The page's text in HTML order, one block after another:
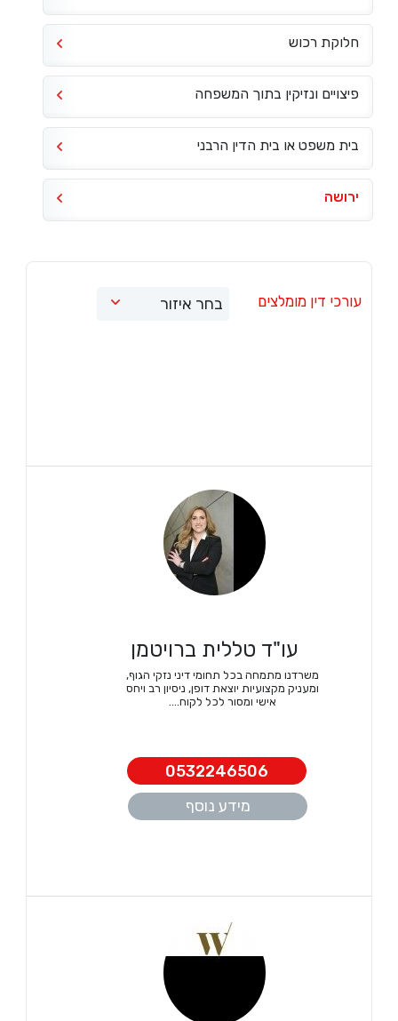
חלוקת רכוש
פיצויים ונזיקין בתוך המשפחה
בית משפט או בית הדין הרבני
ירושה
עורכי דין מומלצים
עו"ד טללית ברויטמן
משרדנו מתמחה בכל תחומי דיני נזקי הגוף,
ומעניק מקצועיות יוצאת דופן, ניסיון רב ויחס
אישי ומסור לכל לקוח....
0532246506
מידע נוסף